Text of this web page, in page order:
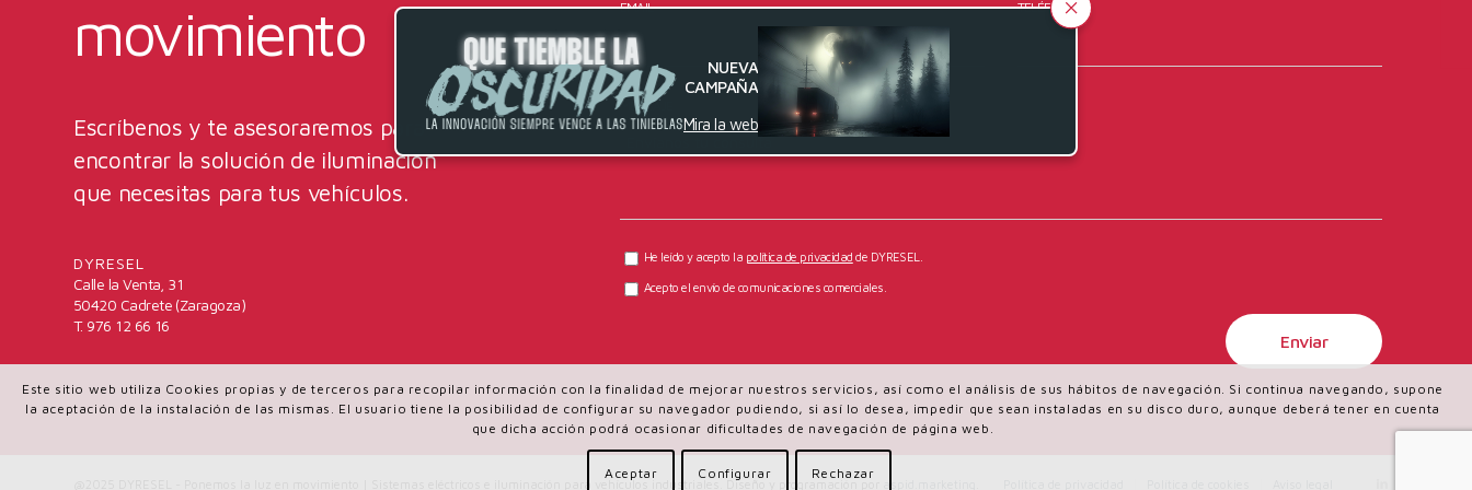
NUEVA
CAMPAÑA
Mira la web
movimiento
Escríbenos y te asesoraremos para
encontrar la solución de iluminación
que necesitas para tus vehículos.
DYRESEL
Calle la Venta, 31
50420 Cadrete (Zaragoza)
T. 976 12 66 16
EMAIL TELÉFONO
MENSAJE
He leído y acepto la política de privacidad de DYRESEL.
Acepto el envío de comunicaciones comerciales.
@2025 DYRESEL - Ponemos la luz en movimiento | Sistemas eléctricos e iluminación para vehículos industriales. Diseño y programación por
Este sitio web utiliza Cookies propias y de terceros para recopilar información con la finalidad de mejorar nuestros servicios, así como el análisis de sus hábitos de navegación. Si continua navegando, supone
la aceptación de la instalación de las mismas. El usuario tiene la posibilidad de configurar su navegador pudiendo, si así lo desea, impedir que sean instaladas en su disco duro, aunque deberá tener en cuenta
que dicha acción podrá ocasionar dificultades de navegación de página web.
Aceptar Configurar Rechazar